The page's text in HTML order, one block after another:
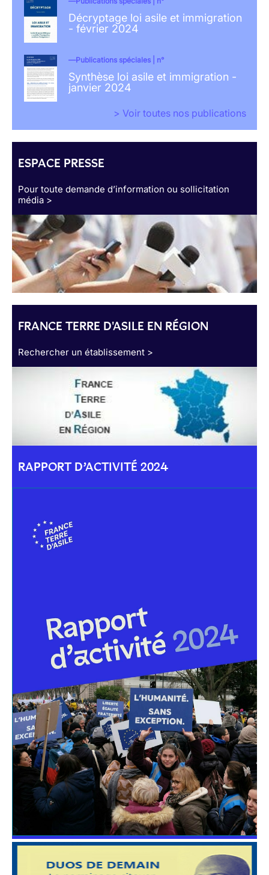
Décryptage loi asile et immigration
- février 2024
Publications spéciales | n°
Synthèse loi asile et immigration -
janvier 2024
> Voir toutes nos publications
ESPACE PRESSE
Pour toute demande d’information ou sollicitation
média >
FRANCE TERRE D'ASILE EN RÉGION
Rechercher un établissement >
RAPPORT D’ACTIVITÉ 2024